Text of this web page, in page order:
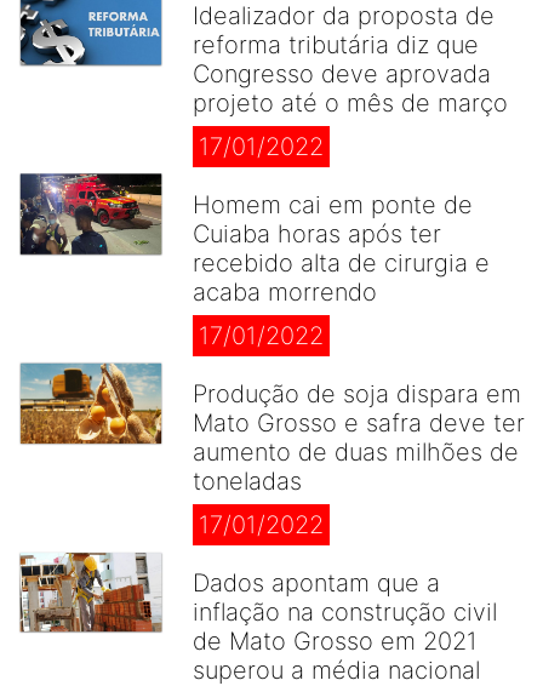
Idealizador da proposta de
reforma tributária diz que
Congresso deve aprovada
projeto até o mês de março
17/01/2022
Homem cai em ponte de
Cuiaba horas após ter
recebido alta de cirurgia e
acaba morrendo
17/01/2022
Produção de soja dispara em
Mato Grosso e safra deve ter
aumento de duas milhões de
toneladas
17/01/2022
Dados apontam que a
inflação na construção civil
de Mato Grosso em 2021
superou a média nacional